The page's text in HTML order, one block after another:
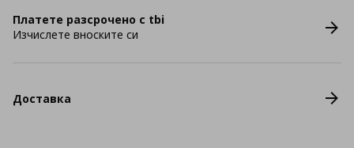
Платете разсрочено с tbi
Изчислете вноските си
Доставка